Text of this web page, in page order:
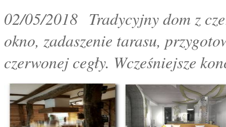
02/05/2018 Tradycyjny dom z
okno, zadaszenie tarasu,
czerwonej cegły. Wcześniejsze